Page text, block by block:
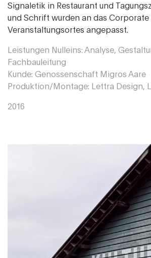
Signaletik in Restaurant und
und Schrift wurden an das Corporate
Veranstaltungsortes angepasst.
Leistungen Nulleins: Analyse,
Fachbauleitung
Kunde: Genossenschaft Migros Aare
Produktion/Montage: Lettra Design,
2016